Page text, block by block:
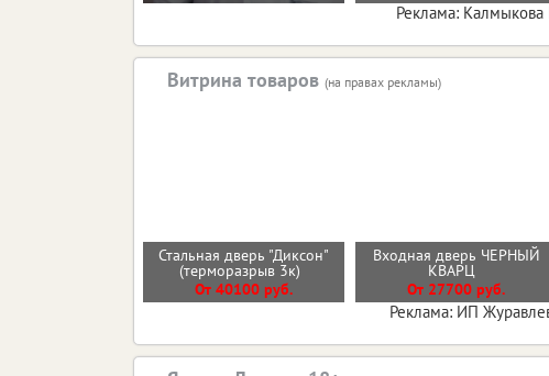
Реклама:
Витрина товаров (на правах рекламы)
Стальная дверь "Диксон"
(терморазрыв 3к)
От 40100 руб.
Входная дверь ЧЕРНЫЙ
КВАРЦ
От 27700 руб.
Реклама: ИП